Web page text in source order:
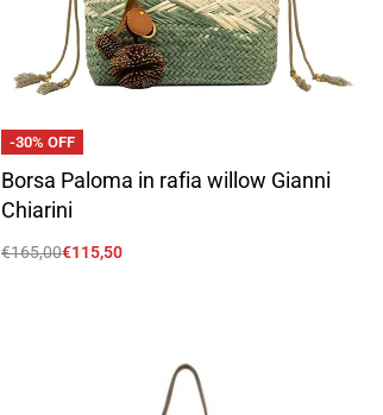
-30% OFF
Borsa Paloma in rafia willow Gianni
Chiarini
€165,00€115,50